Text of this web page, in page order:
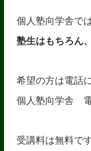
個人塾向学舎で
塾生はもちろん
希望の方は電話
個人塾向学舎
受講料は無料で